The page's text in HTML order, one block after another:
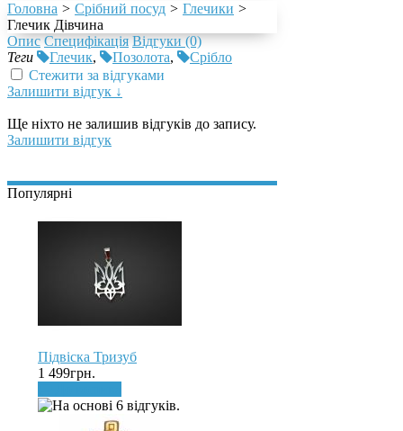
Головна > Срібний посуд > Глечики >
Глечик Дівчина
Опис Специфікація Відгуки (0)
Теги
Глечик, Позолота,
Срібло
Стежити за відгуками
Залишити відгук ↓
Ще ніхто не залишив відгуків до запису.
Залишити відгук
Популярні
Підвіска Тризуб
1 499грн.